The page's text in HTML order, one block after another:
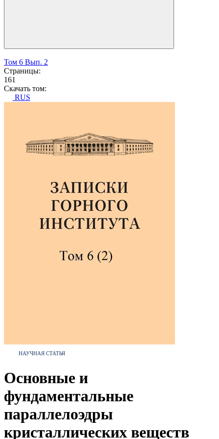
Том 6 Вып. 2
Страницы:
161
Скачать том:
RUS
НАУЧНАЯ СТАТЬЯ
Основные и
фундаментальные
параллелоэдры
кристаллических веществ